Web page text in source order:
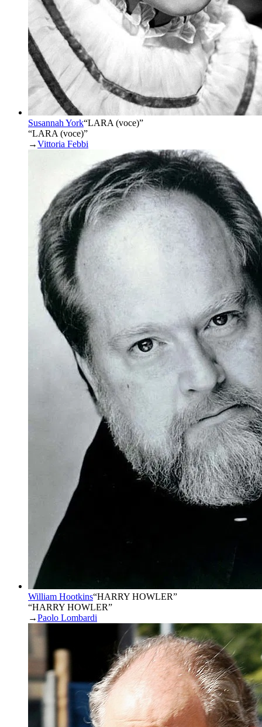
Susannah York“LARA (voce)”
“LARA (voce)”
→Vittoria Febbi
William Hootkins“HARRY HOWLER”
“HARRY HOWLER”
→Paolo Lombardi